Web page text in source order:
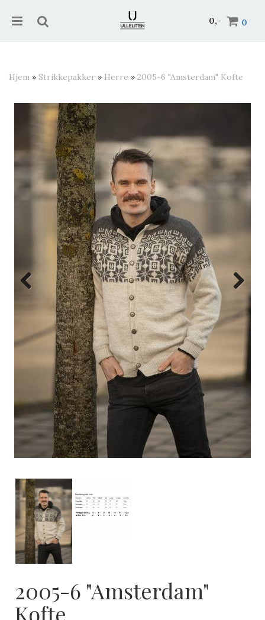
0
0,-
Hjem » Strikkepakker » Herre » 2005-6 "Amsterdam" Kofte
2005-6 "Amsterdam"
Kofte